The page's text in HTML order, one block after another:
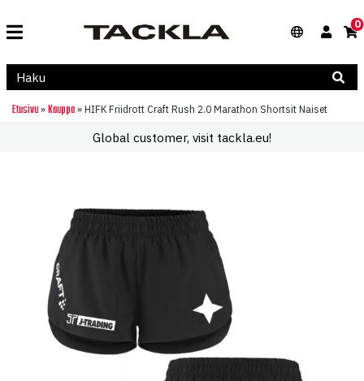
0
Etusivu » Kauppa » HIFK Friidrott Craft Rush 2.0 Marathon Shortsit Naiset
Global customer, visit tackla.eu!